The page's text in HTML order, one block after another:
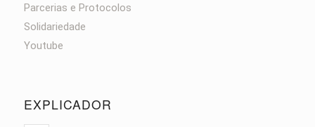
Parcerias e Protocolos
Solidariedade
Youtube
EXPLICADOR